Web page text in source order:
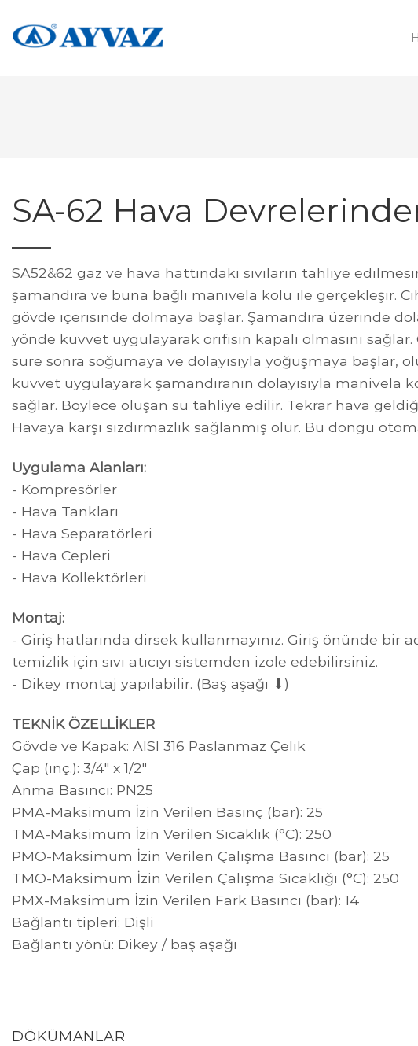
content
SA-62 Hava Devrelerinden
SA52&62 gaz ve hava hattındaki sıvıların tahliye
şamandıra ve buna bağlı manivela kolu ile gerçekleşir.
gövde içerisinde dolmaya başlar. Şamandıra üzerinde
yönde kuvvet uygulayarak orifisin kapalı olmasını
süre sonra soğumaya ve dolayısıyla yoğuşmaya başlar,
kuvvet uygulayarak şamandıranın dolayısıyla manivela
sağlar. Böylece oluşan su tahliye edilir. Tekrar hava
Havaya karşı sızdırmazlık sağlanmış olur. Bu döngü
Uygulama Alanları:
- Kompresörler
- Hava Tankları
- Hava Separatörleri
- Hava Cepleri
- Hava Kollektörleri
Montaj:
- Giriş hatlarında dirsek kullanmayınız. Giriş önünde bir
temizlik için sıvı atıcıyı sistemden izole edebilirsiniz.
- Dikey montaj yapılabilir. (Baş aşağı ⬇)
TEKNİK ÖZELLİKLER
Gövde ve Kapak: AISI 316 Paslanmaz Çelik
Çap (inç.): 3/4" x 1/2"
Anma Basıncı: PN25
PMA-Maksimum İzin Verilen Basınç (bar): 25
TMA-Maksimum İzin Verilen Sıcaklık (°C): 250
PMO-Maksimum İzin Verilen Çalışma Basıncı (bar): 25
TMO-Maksimum İzin Verilen Çalışma Sıcaklığı (°C): 250
PMX-Maksimum İzin Verilen Fark Basıncı (bar): 14
Bağlantı tipleri: Dişli
Bağlantı yönü: Dikey / baş aşağı
DÖKÜMANLAR